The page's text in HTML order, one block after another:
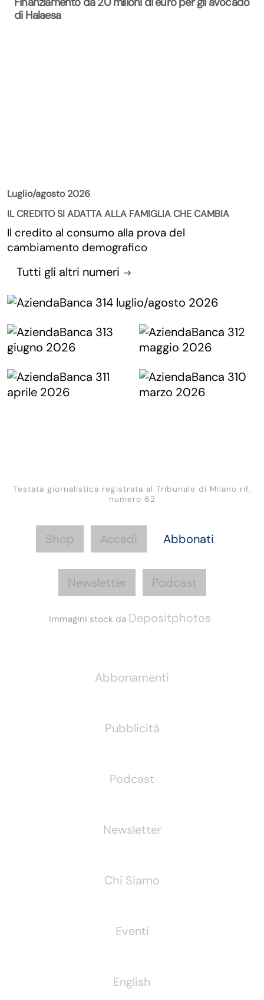
di Halaesa
Luglio/agosto 2026
IL CREDITO SI ADATTA ALLA FAMIGLIA CHE CAMBIA
Il credito al consumo alla prova del
cambiamento demografico
Tutti gli altri numeri
Testata giornalistica registrata al Tribunale di Milano rif.
numero 62
Shop Accedi Abbonati
Newsletter Podcast
Immagini stock da Depositphotos
Abbonamenti
Pubblicità
Podcast
Newsletter
Chi Siamo
Eventi
English